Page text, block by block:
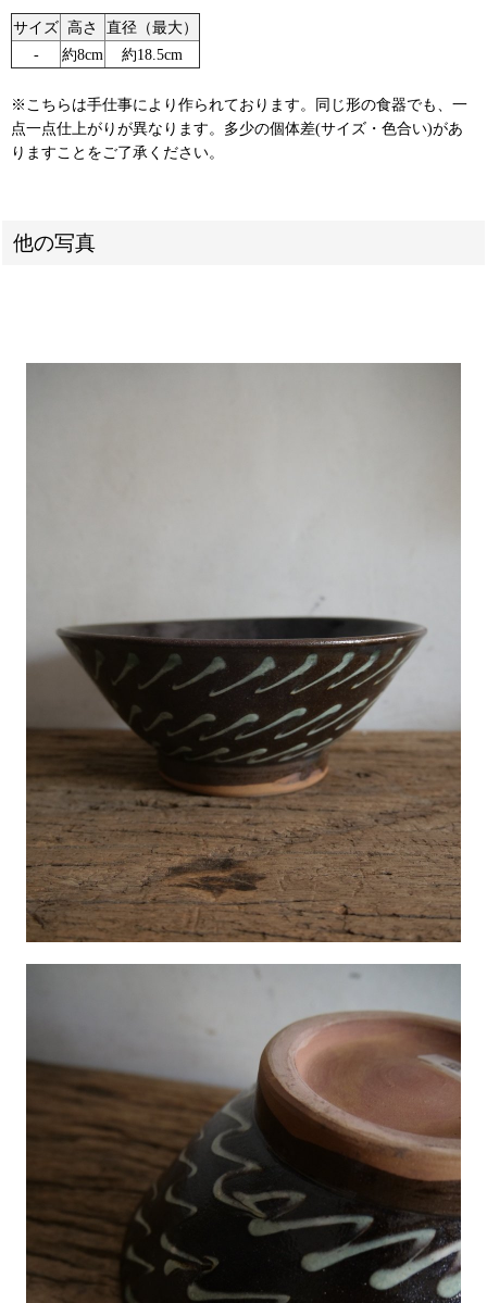
サイズ 高さ
直径（最大）
‐
約8cm 約18.5cm
※こちらは手仕事により作られております。同じ形の食器でも、一
点一点仕上がりが異なります。多少の個体差(サイズ・色合い)があ
りますことをご了承ください。
他の写真